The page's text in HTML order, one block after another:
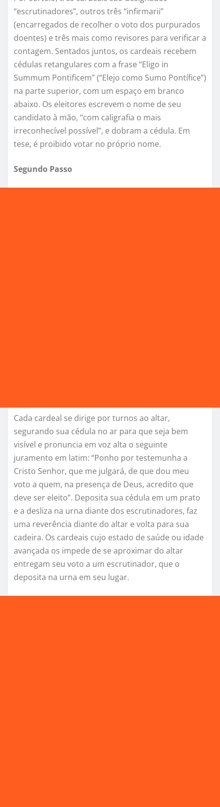
“escrutinadores”, outros três “infirmarii”
(encarregados de recolher o voto dos purpurados
doentes) e três mais como revisores para verificar a
contagem. Sentados juntos, os cardeais recebem
cédulas retangulares com a frase “Eligo in
Summum Pontificem” (“Elejo como Sumo Pontífice”)
na parte superior, com um espaço em branco
abaixo. Os eleitores escrevem o nome de seu
candidato à mão, “com caligrafia o mais
irreconhecível possível”, e dobram a cédula. Em
tese, é proibido votar no próprio nome.
Segundo Passo
Cada cardeal se dirige por turnos ao altar,
segurando sua cédula no ar para que seja bem
visível e pronuncia em voz alta o seguinte
juramento em latim: “Ponho por testemunha a
Cristo Senhor, que me julgará, de que dou meu
voto a quem, na presença de Deus, acredito que
deve ser eleito”. Deposita sua cédula em um prato
e a desliza na urna diante dos escrutinadores, faz
uma reverência diante do altar e volta para sua
cadeira. Os cardeais cujo estado de saúde ou idade
avançada os impede de se aproximar do altar
entregam seu voto a um escrutinador, que o
deposita na urna em seu lugar.